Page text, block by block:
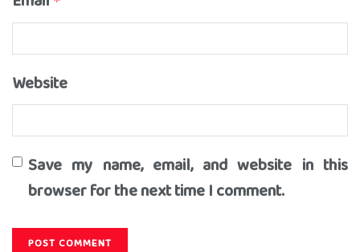
Website
Save my name, email, and website in this
browser for the next time I comment.